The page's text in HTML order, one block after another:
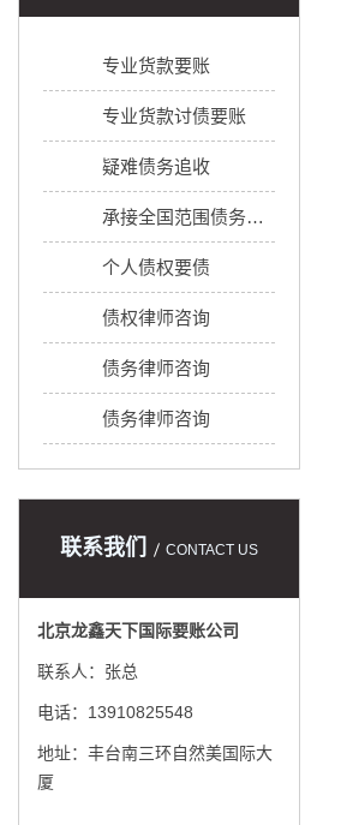
专业货款要账
专业货款讨债要账
疑难债务追收
承接全国范围债务追收
个人债权要债
债权律师咨询
债务律师咨询
债务律师咨询
联系我们 CONTACT US
北京龙鑫天下国际要账公司
联系人：张总
电话：13910825548
地址：丰台南三环自然美国际大
厦